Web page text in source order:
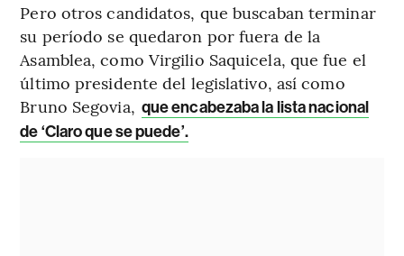
Pero otros candidatos, que buscaban terminar
su período se quedaron por fuera de la
Asamblea, como Virgilio Saquicela, que fue el
último presidente del legislativo, así como
Bruno Segovia, que encabezaba la lista nacional
de ‘Claro que se puede’.